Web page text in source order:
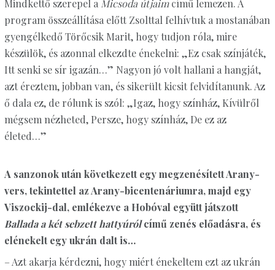
Mindkettő szerepel a Micsoda útjaimcímű lemezen. A
program összeállítása előtt Zsolttal felhívtuk a mostanában
gyengélkedő Törőcsik Marit, hogy tudjon róla, mire
készülök, és azonnal elkezdte énekelni: „Ez csak színjáték,
Itt senki se sír igazán…” Nagyon jó volt hallani a hangját,
azt éreztem, jobban van, és sikerült kicsit felvidítanunk. Az
ő dala ez, de rólunk is szól: „Igaz, hogy színház, Kívülről
mégsem nézheted, Persze, hogy színház, De ez az
életed…”
A sanzonok után következett egy megzenésített Arany-
vers, tekintettel az Arany-bicentenáriumra, majd egy
Viszockij-dal, emlékezve a Hobóval együtt játszott
Ballada a két sebzett hattyúrólcímű zenés előadásra, és
elénekelt egy ukrán dalt is…
– Azt akarja kérdezni, hogy miért énekeltem ezt az ukrán